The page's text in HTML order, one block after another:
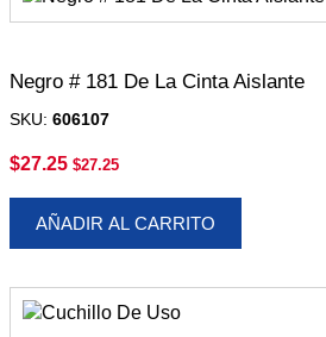
Negro # 181 De La Cinta Aislante
SKU: 606107
$27.25 $27.25
AÑADIR AL CARRITO